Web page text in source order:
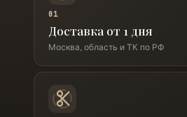
01
Доставка от 1 дня
Москва, область и ТК по РФ